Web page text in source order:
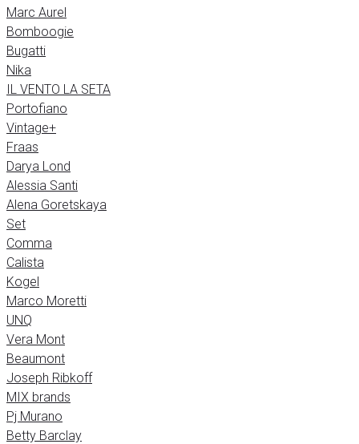
Marc Aurel
Bomboogie
Bugatti
Nika
IL VENTO LA SETA
Portofiano
Vintage+
Fraas
Darya Lond
Alessia Santi
Alena Goretskaya
Set
Comma
Calista
Kogel
Marco Moretti
UNQ
Vera Mont
Beaumont
Joseph Ribkoff
MIX brands
Pj Murano
Betty Barclay